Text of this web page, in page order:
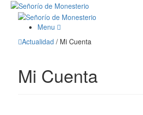
Menu
Actualidad / Mi Cuenta
Mi Cuenta